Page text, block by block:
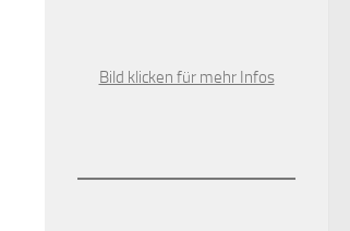
Bild klicken für mehr Infos